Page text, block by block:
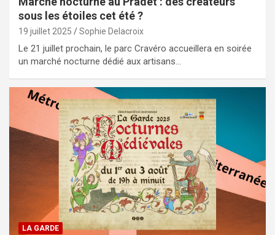
sous les étoiles cet été ?
19 juillet 2025 Sophie Delacroix
Le 21 juillet prochain, le parc Cravéro accueillera en soirée
un marché nocturne dédié aux artisans…
LA GARDE